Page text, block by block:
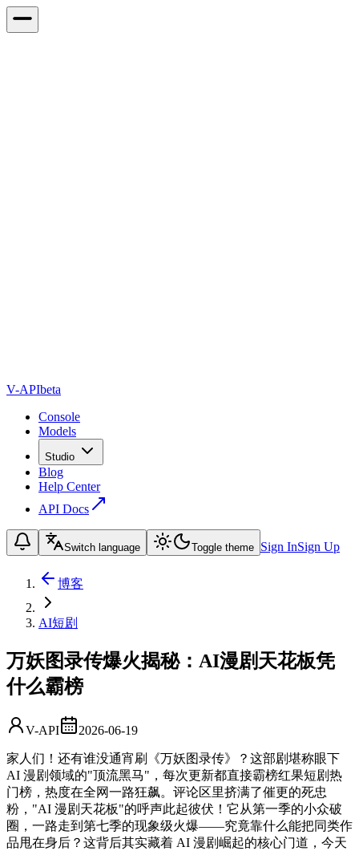
V-APIbeta
Console
Models
Studio
Blog
Help Center
API Docs
Switch language Toggle theme Sign InSign Up
博客
AI短剧
万妖图录传爆火揭秘：AI漫剧天花板凭
什么霸榜
V-API 2026-06-19
家人们！还有谁没通宵刷《万妖图录传》？这部剧堪称眼下
AI 漫剧领域的"顶流黑马"，每次更新都直接霸榜红果短剧热
门榜，热度在全网一路狂飙。评论区里挤满了催更的死忠
粉，"AI 漫剧天花板"的呼声此起彼伏！它从第一季的小众破
圈，一路走到第七季的现象级火爆——究竟靠什么能把同类作
品甩在身后？这背后其实藏着 AI 漫剧崛起的核心门道，今天